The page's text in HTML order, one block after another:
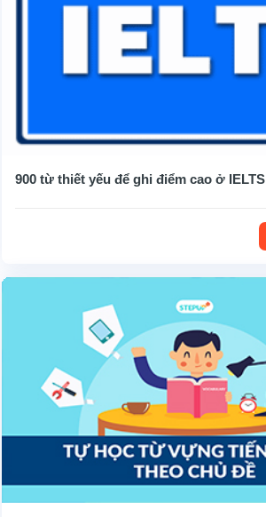
900 từ thiết yếu để ghi điểm cao ở IELTS